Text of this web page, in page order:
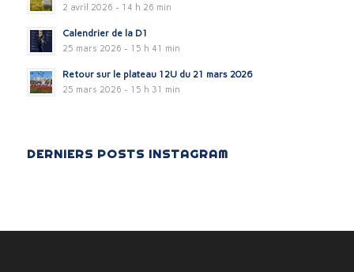
2 avril 2026 - 14 h 26 min
Calendrier de la D1
25 mars 2026 - 15 h 41 min
Retour sur le plateau 12U du 21 mars 2026
25 mars 2026 - 15 h 31 min
DERNIERS POSTS INSTAGRAM